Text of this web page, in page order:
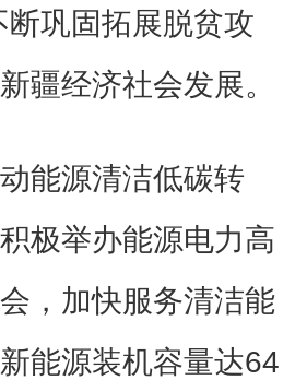
断巩固拓展脱贫攻
疆经济社会发展。
能源清洁低碳转
极举办能源电力高
，加快服务清洁能
能源装机容量达64